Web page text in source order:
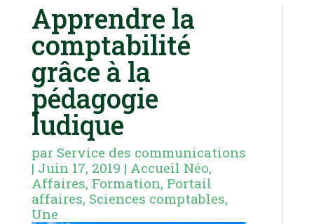
Apprendre la
comptabilité
grâce à la
pédagogie
ludique
par Service des communications
| Juin 17, 2019 | Accueil Néo,
Affaires, Formation, Portail
affaires, Sciences comptables,
Une